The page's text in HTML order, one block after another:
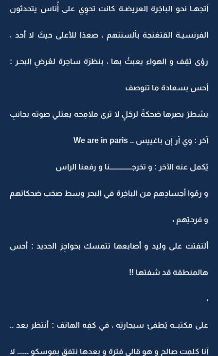
أتجهـا نحو الباخِرة العريضـة كانت تحوِي على أُناس يتحدثون
الفرنسيـة المُتغنجة بألسنتهم ، صعدَا للأعلى حيثُ لا أحد ،
رؤى تقِف و الهواء يعبثُ بها ، بنظرَة ساحِرة لعُرضِ البحـر :
أحس بسعادة ما تنوصف
يشطرُ بصرها ضحكةٌ لرجُلٍ لا ترى ملامِحه يعتلي صوته بجانبِ
آخر : وي آر إن باغييس .. We are in paris
يُكمل عنه الآخر : و تخرجـــــــــــــــنا و رفعنا الراس
و رمُوا أجسادِهم من الباخِرة في البحر وسط صخب ضحكاتهم
و فرحتِهم ،
ألتفتت على وليد و أصابعها تتمسك بحواجِز الحديد : أحس
هالمنطقة قد شفتها !!
،
على مكتبــه يُطفئ سيجارتِه ، في كفِه الهاتف : أنتظر بعد ..
أنا كلمت صالح و هو قالي فترة و بعدها نتفق بموسكو ...... لا